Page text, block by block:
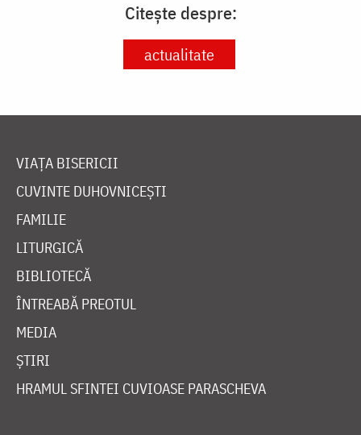
Citește despre:
actualitate
VIAȚA BISERICII
CUVINTE DUHOVNICEȘTI
FAMILIE
LITURGICĂ
BIBLIOTECĂ
ÎNTREABĂ PREOTUL
MEDIA
ȘTIRI
HRAMUL SFINTEI CUVIOASE PARASCHEVA